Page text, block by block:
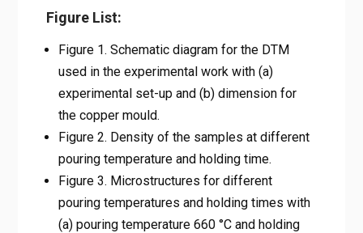
Figure List:
Figure 1. Schematic diagram for the DTM
used in the experimental work with (a)
experimental set-up and (b) dimension for
the copper mould.
Figure 2. Density of the samples at different
pouring temperature and holding time.
Figure 3. Microstructures for different
pouring temperatures and holding times with
(a) pouring temperature 660 °C and holding